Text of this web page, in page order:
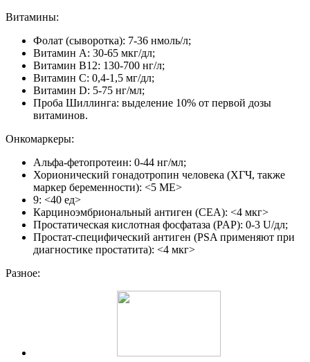
Витамины:
Фолат (сыворотка): 7-36 нмоль/л;
Витамин А: 30-65 мкг/дл;
Витамин B12: 130-700 нг/л;
Витамин С: 0,4-1,5 мг/дл;
Витамин D: 5-75 нг/мл;
Проба Шиллинга: выделение 10% от первой дозы
витаминов.
Онкомаркеры:
Альфа-фетопротеин: 0-44 нг/мл;
Хорионический гонадотропин человека (ХГЧ, также
маркер беременности): <5 МЕ>
9: <40 ед>
Карциноэмбриональный антиген (СЕА): <4 мкг>
Простатическая кислотная фосфатаза (PAP): 0-3 U/дл;
Простат-специфический антиген (PSA применяют при
диагностике простатита): <4 мкг>
Разное: